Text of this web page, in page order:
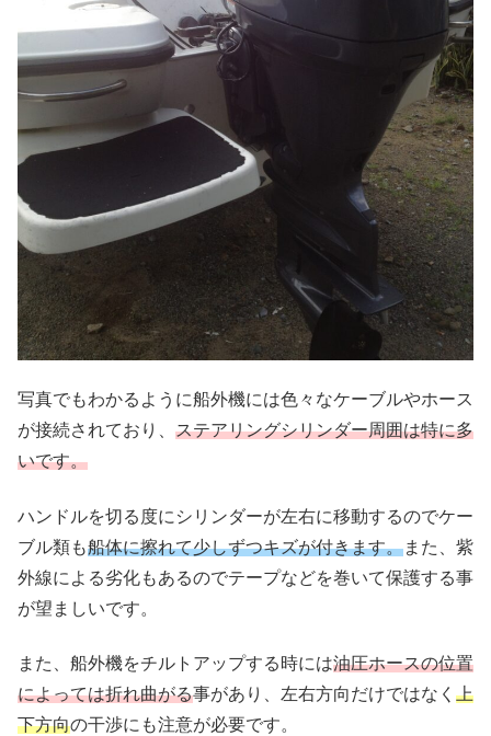
写真でもわかるように船外機には色々なケーブルやホース
が接続されており、 ステアリングシリンダー周囲は特に多
いです。
ハンドルを切る度にシリンダーが左右に移動するのでケー
ブル類も船体に擦れて少しずつキズが付きます。また、紫
外線による劣化もあるのでテープなどを巻いて保護する事
が望ましいです。
また、船外機をチルトアップする時には油圧ホースの位置
によっては折れ曲がる事があり、左右方向だけではなく 上
下方向の干渉にも注意が必要です。